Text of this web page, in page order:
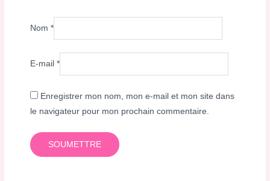
Nom*
E-mail*
Enregistrer mon nom, mon e-mail et mon site dans
le navigateur pour mon prochain commentaire.